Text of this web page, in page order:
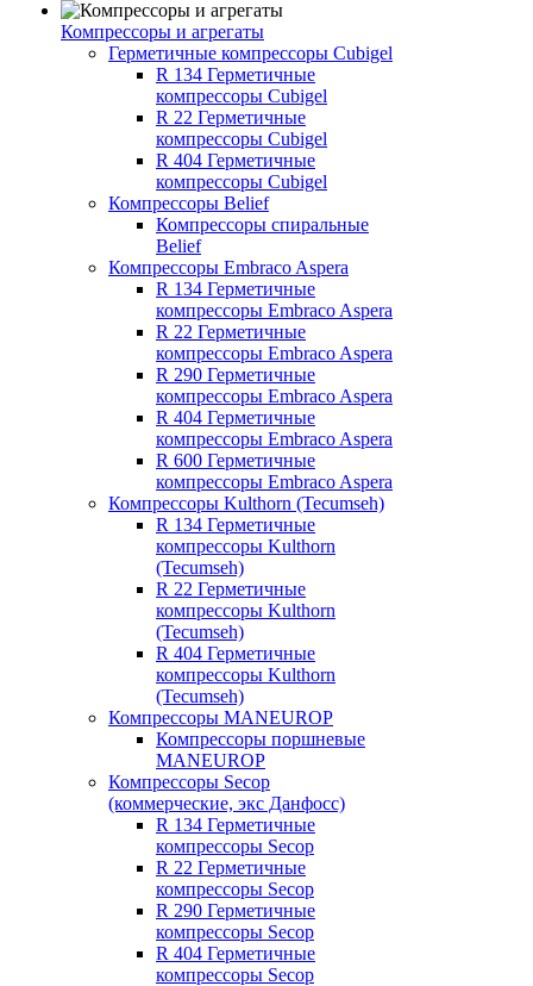
Компрессоры и агрегаты
Герметичные компрессоры Cubigel
R 134 Герметичные
компрессоры Cubigel
R 22 Герметичные
компрессоры Cubigel
R 404 Герметичные
компрессоры Cubigel
Компрессоры Belief
Компрессоры спиральные
Belief
Компрессоры Embraco Aspera
R 134 Герметичные
компрессоры Embraco Aspera
R 22 Герметичные
компрессоры Embraco Aspera
R 290 Герметичные
компрессоры Embraco Aspera
R 404 Герметичные
компрессоры Embraco Aspera
R 600 Герметичные
компрессоры Embraco Aspera
Компрессоры Kulthorn (Tecumseh)
R 134 Герметичные
компрессоры Kulthorn
(Tecumseh)
R 22 Герметичные
компрессоры Kulthorn
(Tecumseh)
R 404 Герметичные
компрессоры Kulthorn
(Tecumseh)
Компрессоры MANEUROP
Компрессоры поршневые
MANEUROP
Компрессоры Secop
(коммерческие, экс Данфосс)
R 134 Герметичные
компрессоры Secop
R 22 Герметичные
компрессоры Secop
R 290 Герметичные
компрессоры Secop
R 404 Герметичные
компрессоры Secop